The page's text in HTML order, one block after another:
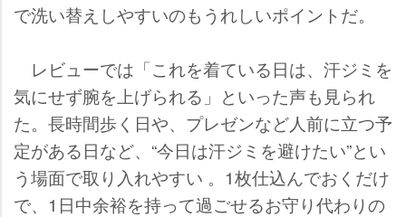
で洗い替えしやすいのもうれしいポイントだ。
レビューでは「これを着ている日は、汗ジミを
気にせず腕を上げられる」といった声も見られ
た。長時間歩く日や、プレゼンなど人前に立つ予
定がある日など、“今日は汗ジミを避けたい”とい
う場面で取り入れやすい 。1枚仕込んでおくだけ
で、1日中余裕を持って過ごせるお守り代わりの